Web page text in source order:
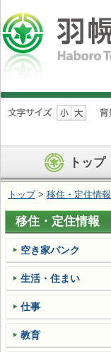
ナ
ビ
ン
を
ば
す
トップ
トップ> 移住・定住情報
移住・定住情報
空き家バンク
生活・住まい
仕事
教育